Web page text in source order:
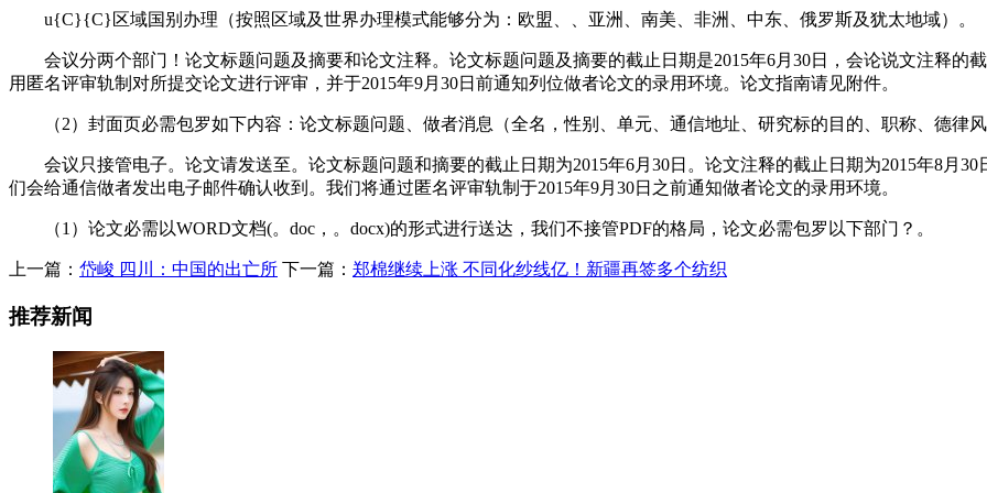
u{C}{C}区域国别办理（按照区域及世界办理模式能够分为：欧盟、、亚洲、南美、非洲、中东、俄罗斯及犹太地域）。
会议分两个部门！论文标题问题及摘要和论文注释。论文标题问题及摘要的截止日期是2015年6月30日，会论说文注释的
用匿名评审轨制对所提交论文进行评审，并于2015年9月30日前通知列位做者论文的录用环境。论文指南请见附件。
（2）封面页必需包罗如下内容：论文标题问题、做者消息（全名，性别、单元、通信地址、研究标的目的、职称、德律
会议只接管电子。论文请发送至。论文标题问题和摘要的截止日期为2015年6月30日。论文注释的截止日期为2015年8月
们会给通信做者发出电子邮件确认收到。我们将通过匿名评审轨制于2015年9月30日之前通知做者论文的录用环境。
（1）论文必需以WORD文档(。doc，。docx)的形式进行送达，我们不接管PDF的格局，论文必需包罗以下部门？。
上一篇： 岱峻 四川：中国的出亡所 下一篇： 郑棉继续上涨 不同化纱线亿！新疆再签多个纺织
推荐新闻